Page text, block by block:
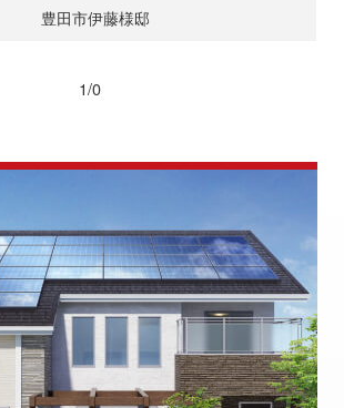
豊田市伊藤様邸
1/0